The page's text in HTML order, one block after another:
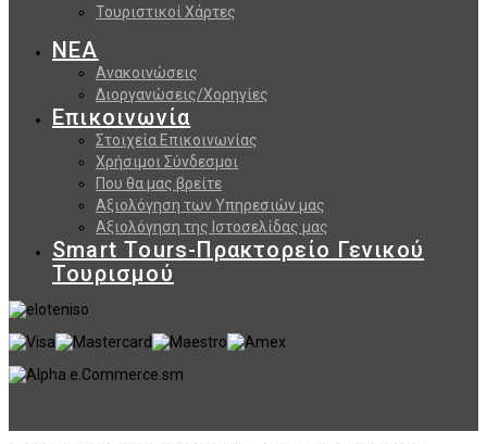
Τουριστικοί Χάρτες
ΝΕΑ
Ανακοινώσεις
Διοργανώσεις/Χορηγίες
Επικοινωνία
Στοιχεία Επικοινωνίας
Χρήσιμοι Σύνδεσμοι
Που θα μας βρείτε
Αξιολόγηση των Υπηρεσιών μας
Αξιολόγηση της Ιστοσελίδας μας
Smart Tours-Πρακτορείο Γενικού
Τουρισμού